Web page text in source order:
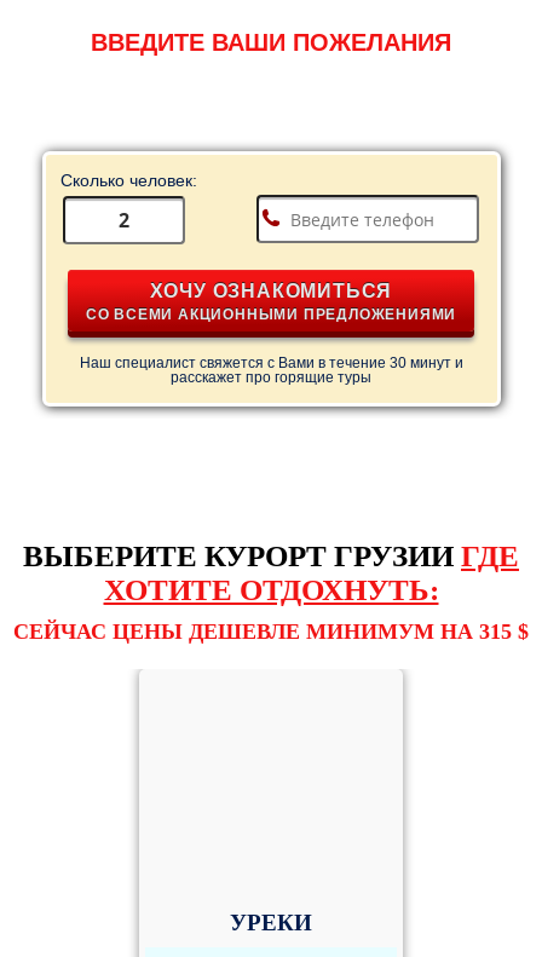
ВВЕДИТЕ ВАШИ ПОЖЕЛАНИЯ
Сколько человек:
ХОЧУ ОЗНАКОМИТЬСЯ
СО ВСЕМИ АКЦИОННЫМИ ПРЕДЛОЖЕНИЯМИ
Наш специалист свяжется с Вами в течение 30 минут и
расскажет про горящие туры
ВЫБЕРИТЕ КУРОРТ ГРУЗИИ ГДЕ
ХОТИТЕ ОТДОХНУТЬ:
СЕЙЧАС ЦЕНЫ ДЕШЕВЛЕ МИНИМУМ НА 315 $
УРЕКИ